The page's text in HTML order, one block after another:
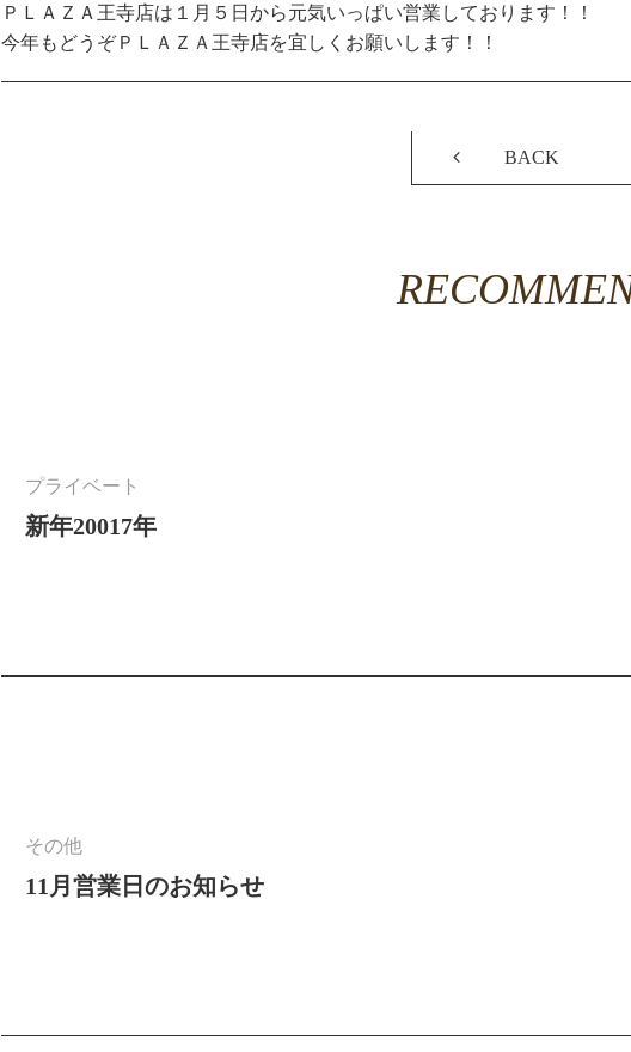
ＰＬＡＺＡ王寺店は１月５日から元気いっぱい営業しております！！
今年もどうぞＰＬＡＺＡ王寺店を宜しくお願いします！！
BACK
プライベート
新年20017年
その他
11月営業日のお知らせ